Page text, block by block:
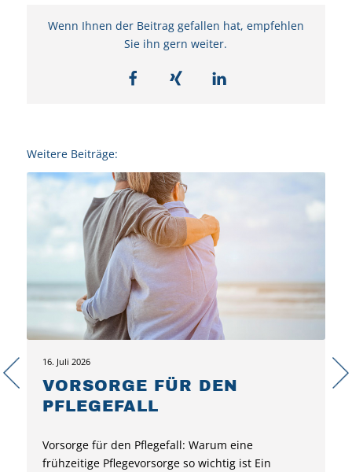
Wenn Ihnen der Beitrag gefallen hat, empfehlen
Sie ihn gern weiter.
Weitere Beiträge:
VORSORGE FÜR DEN
PFLEGEFALL
Vorsorge für den Pflegefall: Warum eine
frühzeitige Pflegevorsorge so wichtig ist Ein
16. Juli 2026